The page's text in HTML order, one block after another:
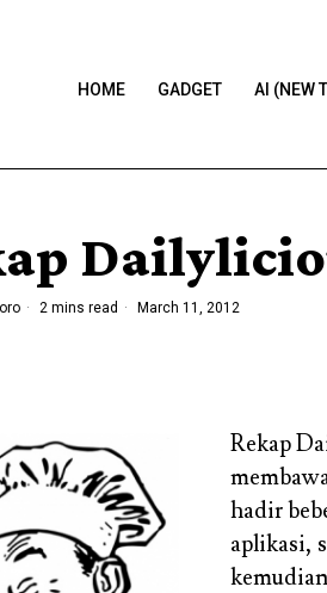
HOME GADGET AI (NEW
2 mins read March 11, 2012
Rekap
hadir
aplikasi,